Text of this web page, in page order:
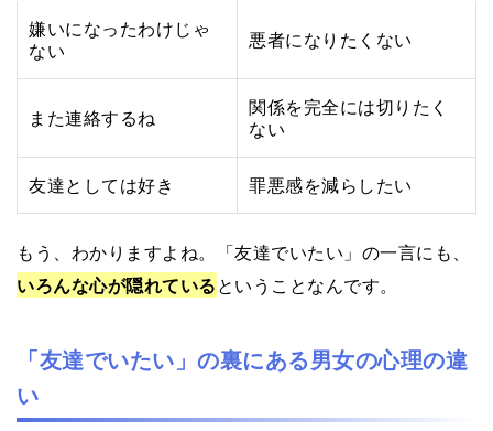
嫌いになったわけじゃ
ない
悪者になりたくない
また連絡するね
関係を完全には切りたく
ない
友達としては好き 罪悪感を減らしたい
もう、わかりますよね。「友達でいたい」の一言にも、
いろんな心が隠れているということなんです。
「友達でいたい」の裏にある男女の心理の違
い